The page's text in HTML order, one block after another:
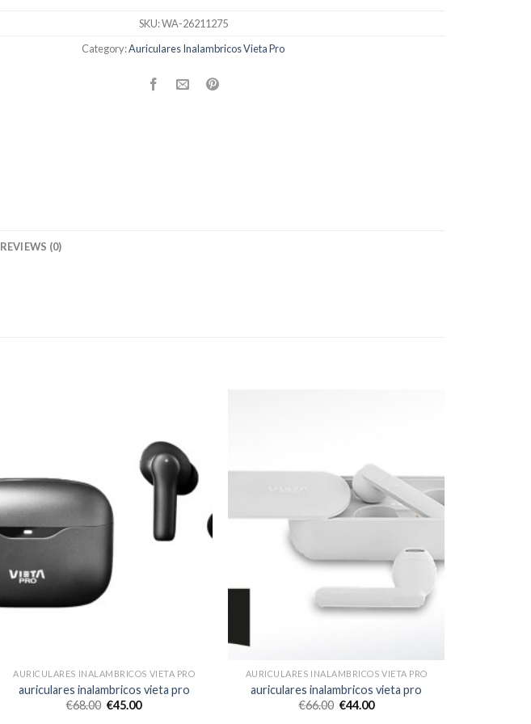
SKU:WA-26211275
Category:Auriculares Inalambricos Vieta Pro
REVIEWS (0)
AURICULARES INALAMBRICOS VIETA PRO
auriculares inalambricos vieta pro
€68.00 €45.00
AURICULARES INALAMBRICOS VIETA PRO
auriculares inalambricos vieta pro
€66.00 €44.00